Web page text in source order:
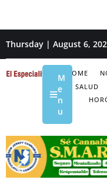
Thursday | August 6,
HOME
SALUD
M
e
n
u